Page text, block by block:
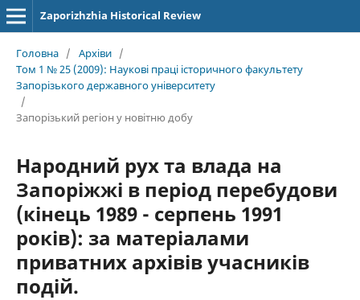
Zaporizhzhia Historical Review
Головна / Архіви /
Том 1 № 25 (2009): Наукові праці історичного факультету
Запорізького державного університету
/
Запорізький регіон у новітню добу
Народний рух та влада на
Запоріжжі в період перебудови
(кінець 1989 - серпень 1991
років): за матеріалами
приватних архівів учасників
подій.